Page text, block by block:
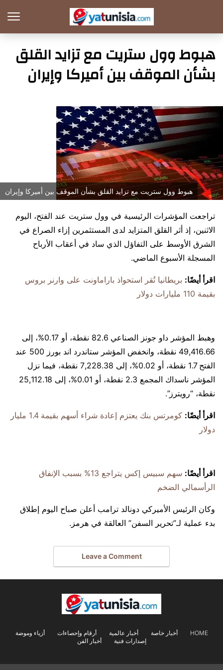
هبوط وول ستريت مع تزايد القلق
بشأن الموقف بين أميركا وإيران
هبوط وول ستريت مع تزايد القلق بشأن الموقف بين أميركا وإيران
تراجعت المؤشرات الرئيسية في وول ستريت عند الفتح، اليوم
الاثنين، إذ أثر القلق المتزايد لدى المستثمرين إزاء الصراع في
الشرق الأوسط على التفاؤل الذي ساد في أعقاب الأرباح
المسجلة الأسبوع الماضي.
اقرأ أيضًا: بريطانيا تُقر استحواذ باراماونت على وارنر بروس
بقيمة 110 مليارات دولار
وهبط المؤشر داو جونز الصناعي 82.6 نقطة، أو 0.17%، إلى
49,416.66 نقطة، وانخفض المؤشر ستاندرد اند بورز 500 عند
الفتح 1.7 نقطة، أو 0.02%، إلى 7,228.38 نقطة، فيما نزل
المؤشر ناسداك المجمع 2.3 نقطة، أو 0.01%، إلى 25,112.18
نقطة، “رويترز”.
اقرأ أيضًا:
كومرتس بنك يعتزم إعادة شراء أسهم بقيمة 1.4 مليار
دولار
اقرأ أيضًا:
سهم سبيس إكس يتراجع 13% بسبب الإنفاق
الرأسمالي الضخم
وكان الرئيس الأميركي دونالد ترامب أعلن صباح اليوم إطلاق
بدء عملية لـ”تحرير السفن” العالقة في هرمز.
Leave a Comment
HOME أخبار خاصة أخبار عالمية أرقام وإحصاءات
أزياء وموضة
إصدارات فنية
أخبار الفن